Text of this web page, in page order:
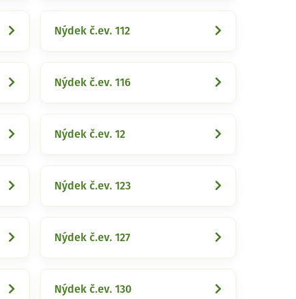
Nýdek č.ev. 112
Nýdek č.ev. 116
Nýdek č.ev. 12
Nýdek č.ev. 123
Nýdek č.ev. 127
Nýdek č.ev. 130